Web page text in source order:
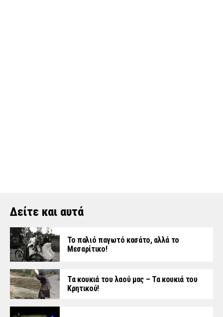
Δείτε και αυτά
Το παλιό παγωτό κασάτο, αλλά το
Μεσαρίτικο!
Τα κουκιά του λαού μας – Τα κουκιά του
Κρητικού!